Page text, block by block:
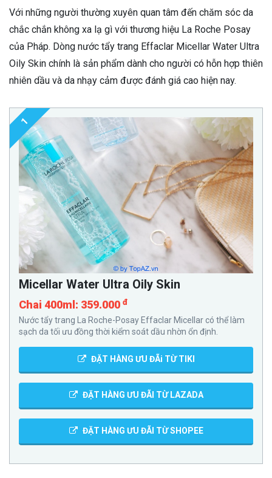
Với những người thường xuyên quan tâm đến chăm sóc da
chắc chắn không xa lạ gì với thương hiệu La Roche Posay
của Pháp. Dòng nước tẩy trang Effaclar Micellar Water Ultra
Oily Skin chính là sản phẩm dành cho người có hỗn hợp thiên
nhiên dầu và da nhạy cảm được đánh giá cao hiện nay.
1
Micellar Water Ultra Oily Skin
Chai 400ml: 359.000 đ
Nước tẩy trang La Roche-Posay Effaclar Micellar có thể làm
sạch da tối ưu đồng thời kiểm soát dầu nhờn ổn định.
ĐẶT HÀNG ƯU ĐÃi TỪ TIKI
ĐẶT HÀNG ƯU ĐÃI TỪ LAZADA
ĐẶT HÀNG ƯU ĐÃI TỪ SHOPEE